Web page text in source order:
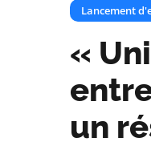
Lancement
«
un